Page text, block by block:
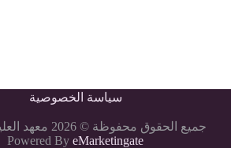
سياسة الخصوصية
جميع الحقوق محفوظة © 2026 معهد العلياء للتدريب
Powered ByeMarketingate